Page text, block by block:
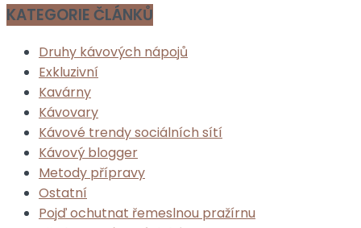
KATEGORIE ČLÁNKŮ
Druhy kávových nápojů
Exkluzivní
Kavárny
Kávovary
Kávové trendy sociálních sítí
Kávový blogger
Metody přípravy
Ostatní
Pojď ochutnat řemeslnou pražírnu